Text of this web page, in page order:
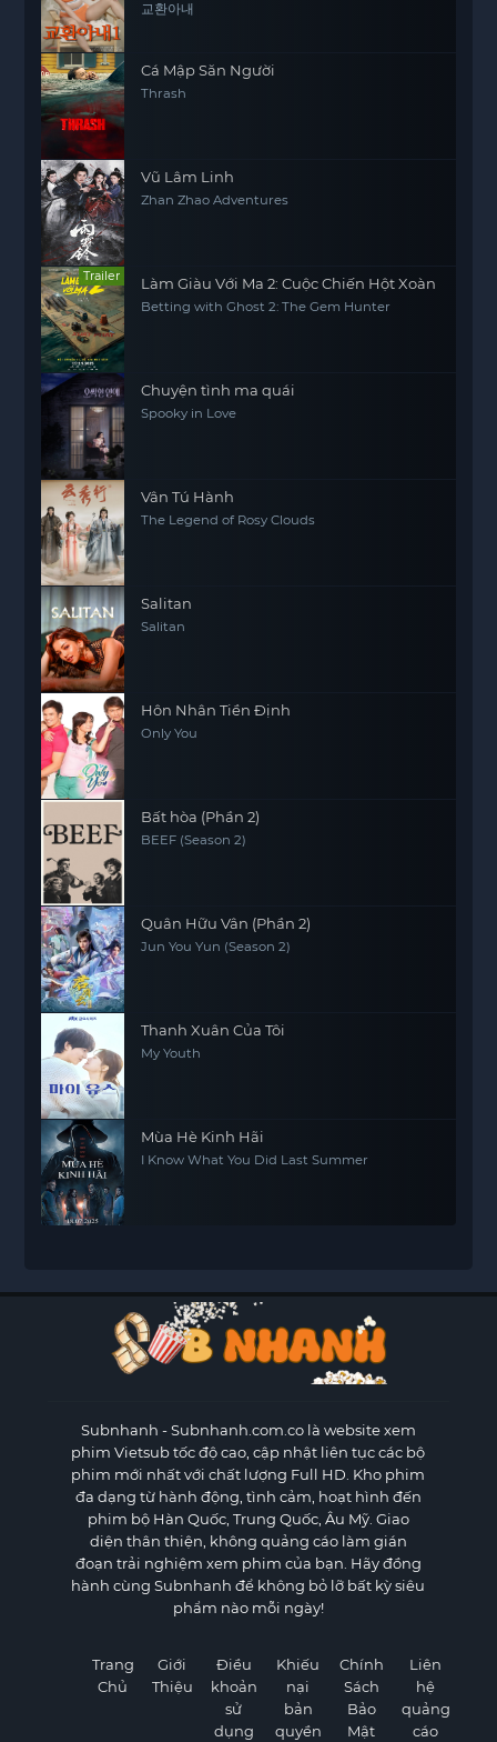
교환아내
Cá Mập Săn Người
Thrash
Vũ Lâm Linh
Zhan Zhao Adventures
Trailer Làm Giàu Với Ma 2: Cuộc Chiến Hột Xoàn
Betting with Ghost 2: The Gem Hunter
Chuyện tình ma quái
Spooky in Love
Vân Tú Hành
The Legend of Rosy Clouds
Salitan
Salitan
Hôn Nhân Tiền Định
Only You
Bất hòa (Phần 2)
BEEF (Season 2)
Quân Hữu Vân (Phần 2)
Jun You Yun (Season 2)
Thanh Xuân Của Tôi
My Youth
Mùa Hè Kinh Hãi
I Know What You Did Last Summer
Subnhanh - Subnhanh.com.co là website xem
phim Vietsub tốc độ cao, cập nhật liên tục các bộ
phim mới nhất với chất lượng Full HD. Kho phim
đa dạng từ hành động, tình cảm, hoạt hình đến
phim bộ Hàn Quốc, Trung Quốc, Âu Mỹ. Giao
diện thân thiện, không quảng cáo làm gián
đoạn trải nghiệm xem phim của bạn. Hãy đồng
hành cùng Subnhanh để không bỏ lỡ bất kỳ siêu
phẩm nào mỗi ngày!
Trang
Chủ
Giới
Thiệu
Điều
khoản
sử
dụng
Khiếu
nại
bản
quyền
Chính
Sách
Bảo
Mật
Liên
hệ
quảng
cáo